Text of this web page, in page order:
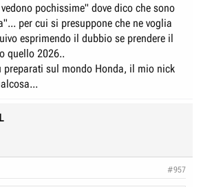
la vecchia con qualche sconto "fuoritutto" oppure
migliorare qualcosa (anche se la
avere migliorato di veramente importante.
la spesa media dei vostri tagliandi (1-2-3)?
recensioni / considerazioni.
pochissime" dove dico che sono
per cui si presuppone che ne voglia
esprimendo il dubbio se prendere il
quello 2026..
preparati sul mondo Honda, il mio nick
#957